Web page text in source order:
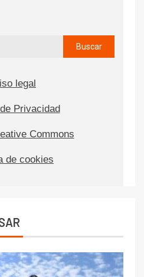
legal
Privacidad
Commons
de cookies